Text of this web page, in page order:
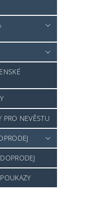
PRO NEVĚSTU